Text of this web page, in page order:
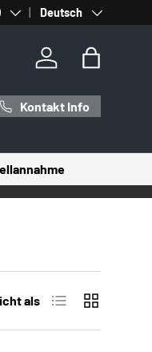
SpracheDeutsch
Einloggen
Kontakt Info
als Produktliste